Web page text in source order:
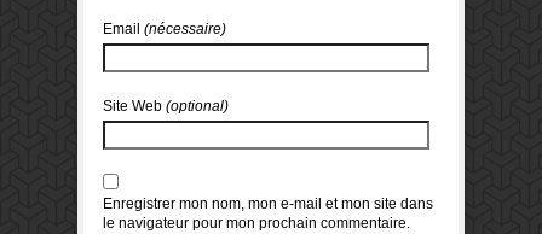
Email (nécessaire)
Site Web (optional)
Enregistrer mon nom, mon e-mail et mon site dans
le navigateur pour mon prochain commentaire.